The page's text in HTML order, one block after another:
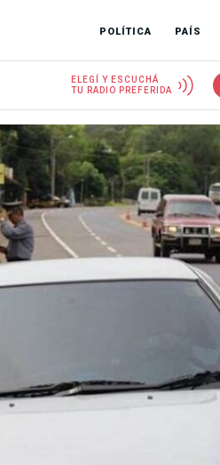
POLÍTICA PAÍS
ELEGÍ Y ESCUCHÁ
TU RADIO PREFERIDA